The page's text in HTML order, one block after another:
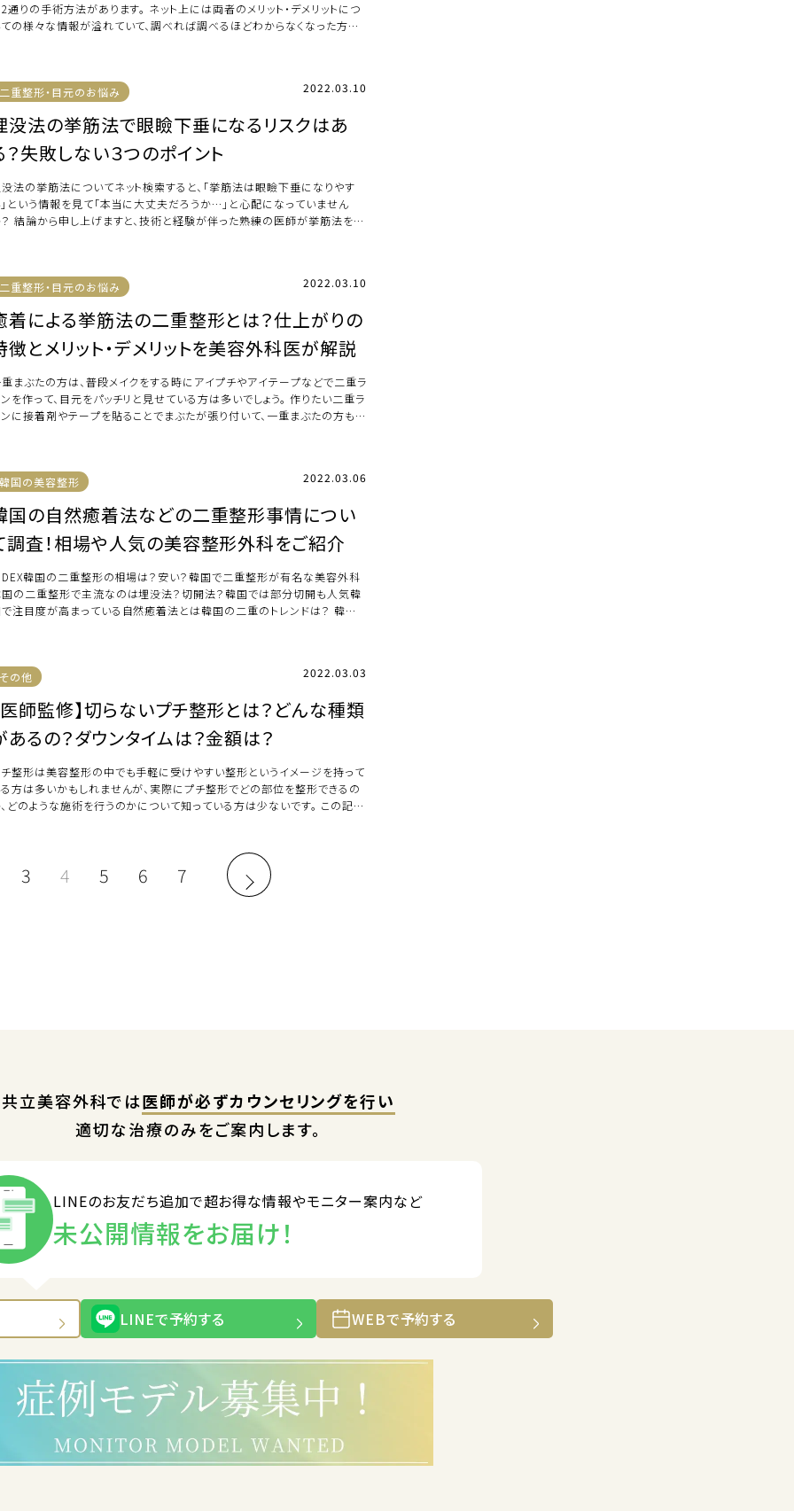
通りの手術方法があります。 ネット上には両者のメリット・デメリットにつ
の様々な情報が溢れていて、調べれば調べるほどわからなくなった方も
二重整形・目元のお悩み 2022.03.10
没法の挙筋法で眼瞼下垂になるリスクはあ
？失敗しない３つのポイント
法の挙筋法についてネット検索すると、「挙筋法は眼瞼下垂になりやす
という情報を見て「本当に大丈夫だろうか…」と心配になっていません
結論から申し上げますと、技術と経験が伴った熟練の医師が挙筋法を行
二重整形・目元のお悩み 2022.03.10
着による挙筋法の二重整形とは？仕上がりの
徴とメリット・デメリットを美容外科医が解説
まぶたの方は、普段メイクをする時にアイプチやアイテープなどで二重ラ
を作って、目元をパッチリと見せている方は多いでしょう。 作りたい二重ラ
に接着剤やテープを貼ることでまぶたが張り付いて、一重まぶたの方もパ
韓国の美容整形 2022.03.06
国の自然癒着法などの二重整形事情につい
調査！相場や人気の美容整形外科をご紹介
韓国の二重整形の相場は？安い？韓国で二重整形が有名な美容外科
の二重整形で主流なのは埋没法？切開法？韓国では部分切開も人気韓
注目度が高まっている自然癒着法とは韓国の二重のトレンドは？ 韓国
その他 2022.03.03
医師監修】切らないプチ整形とは？どんな種類
あるの？ダウンタイムは？金額は？
整形は美容整形の中でも手軽に受けやすい整形というイメージを持って
方は多いかもしれませんが、実際にプチ整形でどの部位を整形できるの
どのような施術を行うのかについて知っている方は少ないです。 この記事
3 4 5 6 7
共立美容外科では医師が必ずカウンセリングを行い
適切な治療のみをご案内します。
LINEのお友だち追加で超お得な情報やモニター案内など
未公開情報をお届け！
LINEで予約する WEBで予約する